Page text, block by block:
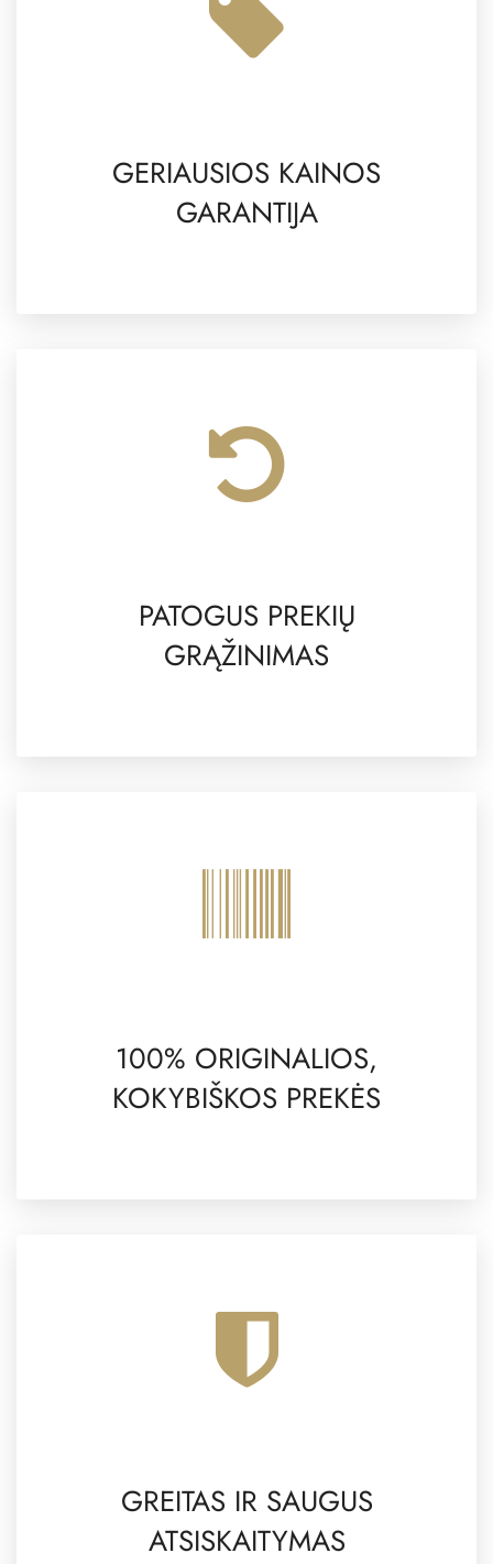
GERIAUSIOS KAINOS
GARANTIJA
PATOGUS PREKIŲ
GRĄŽINIMAS
100% ORIGINALIOS,
KOKYBIŠKOS PREKĖS
GREITAS IR SAUGUS
ATSISKAITYMAS